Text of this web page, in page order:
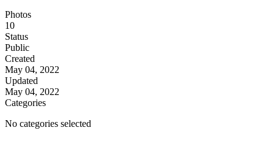
Photos
10
Status
Public
Created
May 04, 2022
Updated
May 04, 2022
Categories
No categories selected